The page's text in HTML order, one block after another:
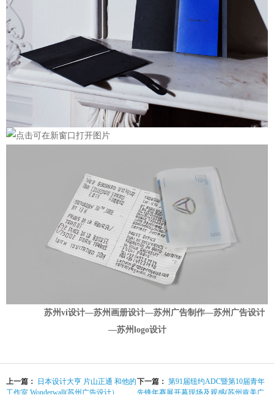
苏州vi设计—苏州画册设计—苏州广告制作—苏州广告设计
—苏州logo设计
上一篇：
日本设计大亨 片山正通 和他的
工作室 Wonderwall(苏州广告设计）
下一篇： 第91届纽约ADC暨第10届青年
先锋年赛展开幕现场及观感(苏州肯美广